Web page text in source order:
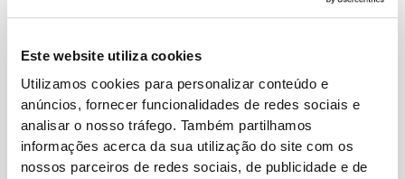
Este website utiliza cookies
Utilizamos cookies para personalizar conteúdo e
anúncios, fornecer funcionalidades de redes sociais e
analisar o nosso tráfego. Também partilhamos
informações acerca da sua utilização do site com os
nossos parceiros de redes sociais, de publicidade e de
Body-Tanga Silhouette NRG